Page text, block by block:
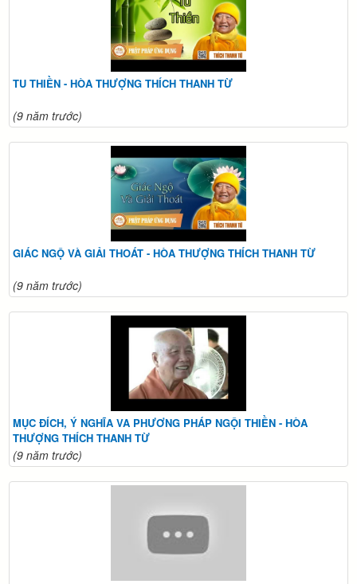
TU THIỀN - HÒA THƯỢNG THÍCH THANH TỪ
(9 năm trước)
GIÁC NGỘ VÀ GIẢI THOÁT - HÒA THƯỢNG THÍCH THANH TỪ
(9 năm trước)
MỤC ĐÍCH, Ý NGHĨA VA PHƯƠNG PHÁP NGỘI THIỀN - HÒA
THƯỢNG THÍCH THANH TỪ
(9 năm trước)